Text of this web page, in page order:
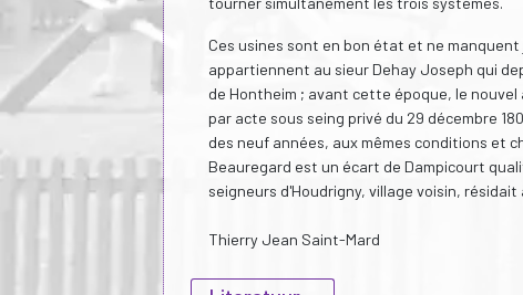
Ces usines sont en bon état et ne
appartiennent au sieur Dehay Joseph qui
de Hontheim ; avant cette époque, le
par acte sous seing privé du 29 décembre
des neuf années, aux mêmes conditions et
Beauregard est un écart de Dampicourt
seigneurs d'Houdrigny, village voisin,
Thierry Jean Saint-Mard